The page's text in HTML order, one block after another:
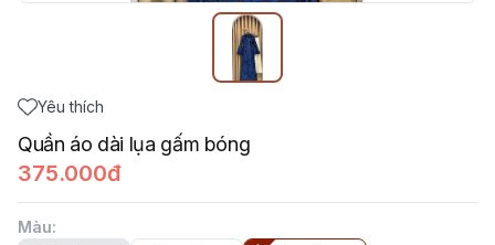
Yêu thích
Quần áo dài lụa gấm bóng
375.000đ
Màu: